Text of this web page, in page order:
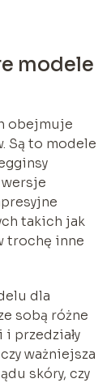
modele
obejmuje
Są to modele
wersje
takich jak
trochę inne
dla
sobą różne
przedziały
ważniejsza
skóry, czy